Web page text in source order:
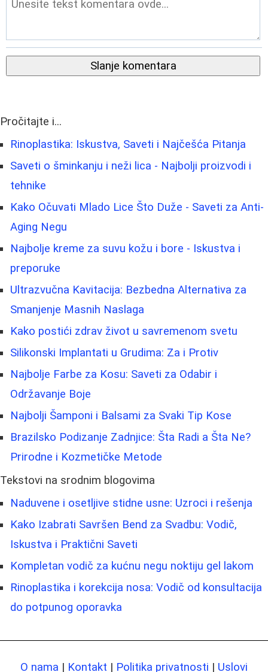
Slanje komentara
Pročitajte i...
Rinoplastika: Iskustva, Saveti i Najčešća Pitanja
Saveti o šminkanju i neži lica - Najbolji proizvodi i
tehnike
Kako Očuvati Mlado Lice Što Duže - Saveti za Anti-
Aging Negu
Najbolje kreme za suvu kožu i bore - Iskustva i
preporuke
Ultrazvučna Kavitacija: Bezbedna Alternativa za
Smanjenje Masnih Naslaga
Kako postići zdrav život u savremenom svetu
Silikonski Implantati u Grudima: Za i Protiv
Najbolje Farbe za Kosu: Saveti za Odabir i
Održavanje Boje
Najbolji Šamponi i Balsami za Svaki Tip Kose
Brazilsko Podizanje Zadnjice: Šta Radi a Šta Ne?
Prirodne i Kozmetičke Metode
Tekstovi na srodnim blogovima
Naduvene i osetljive stidne usne: Uzroci i rešenja
Kako Izabrati Savršen Bend za Svadbu: Vodič,
Iskustva i Praktični Saveti
Kompletan vodič za kućnu negu noktiju gel lakom
Rinoplastika i korekcija nosa: Vodič od konsultacija
do potpunog oporavka
O nama | Kontakt | Politika privatnosti | Uslovi